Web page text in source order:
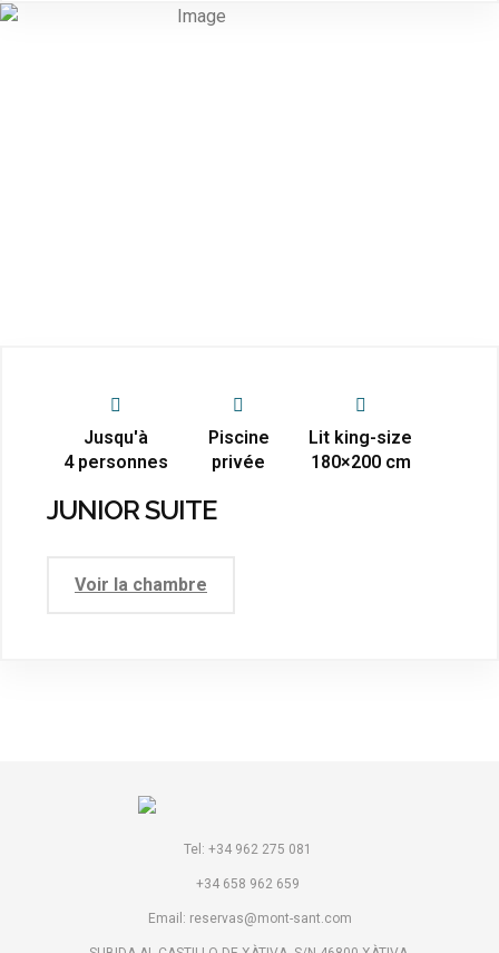
Jusqu'à
4 personnes
Piscine
privée
Lit king-size
180×200 cm
JUNIOR SUITE
Voir la chambre
Tel: +34 962 275 081
+34 658 962 659
Email: reservas@mont-sant.com